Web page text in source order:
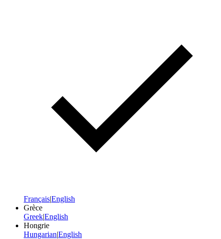
Français|English
Grèce
Greek|English
Hongrie
Hungarian|English